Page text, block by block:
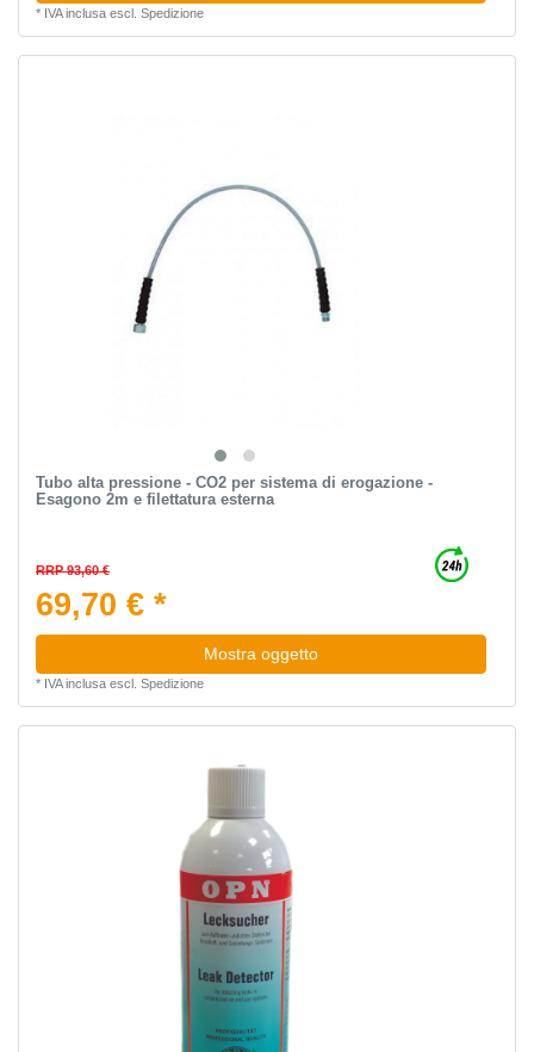
* IVA inclusaescl. Spedizione
Tubo alta pressione - CO2 per sistema di erogazione -
Esagono 2m e filettatura esterna
RRP 93,60 €
69,70 € *
Mostra oggetto
* IVA inclusaescl. Spedizione